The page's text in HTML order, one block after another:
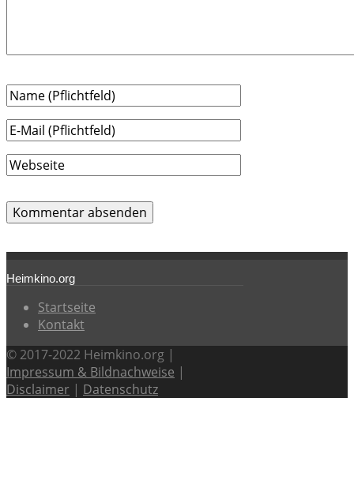
Heimkino.org
Startseite
Kontakt
© 2017-2022 Heimkino.org |
Impressum & Bildnachweise |
Disclaimer | Datenschutz